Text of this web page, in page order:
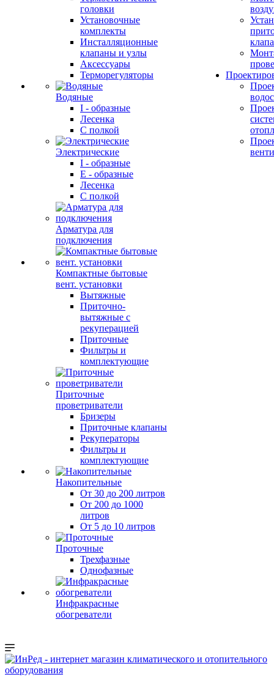
головки
Установочные
комплекты
Инсталляционные
клапаны и узлы
Аксессуары
Терморегуляторы
Водяные
I - образные
Лесенка
С полкой
Электрические
I - образные
E - образные
Лесенка
С полкой
Арматура для
подключения
Компактные бытовые
вент. установки
Вытяжные
Приточно-
вытяжные с
рекуперацией
Приточные
Фильтры и
комплектующие
Приточные
проветриватели
Бризеры
Приточные клапаны
Рекуператоры
Фильтры и
комплектующие
Накопительные
От 30 до 200 литров
От 200 до 1000
литров
От 5 до 10 литров
Проточные
Трехфазные
Однофазные
Инфракрасные
обогреватели